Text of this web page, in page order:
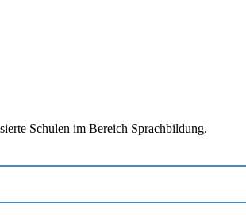
Schulen im Bereich Sprachbildung.